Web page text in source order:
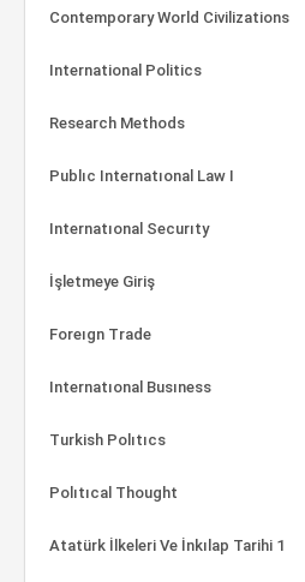
Contemporary World Civilizations
International Politics
Research Methods
Publıc Internatıonal Law I
Internatıonal Securıty
İşletmeye Giriş
Foreıgn Trade
Internatıonal Busıness
Turkish Polıtıcs
Polıtıcal Thought
Atatürk İlkeleri Ve İnkılap Tarihi 1